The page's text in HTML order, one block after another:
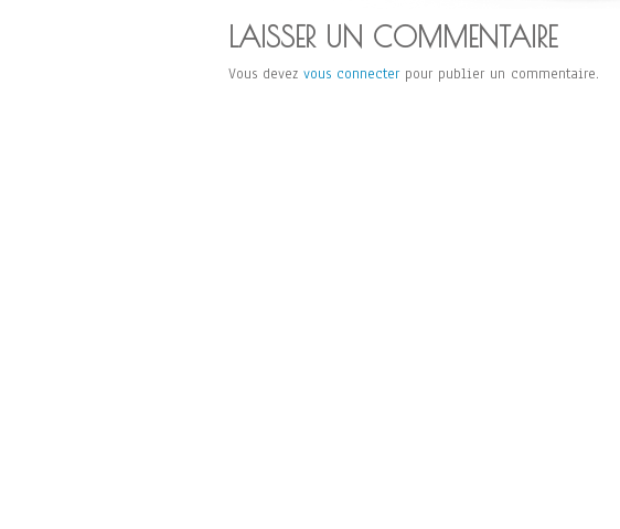
LAISSER UN COMMENTAIRE
Vous devez vous connecter pour publier un commentaire.